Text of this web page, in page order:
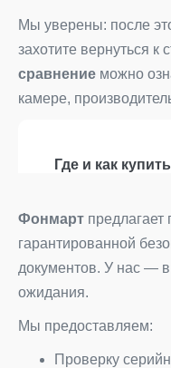
Мы уверены: после
захотите вернуться
сравнение можно
камере,
Где и как купить
Фонмарт предлагает
гарантированной
документов. У нас — в
ожидания.
Мы предоставляем:
Проверку